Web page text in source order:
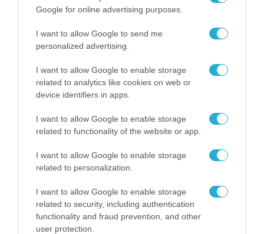
Google for online advertising purposes.
I want to allow Google to send me
personalized advertising.
I want to allow Google to enable storage
related to analytics like cookies on web or
device identifiers in apps.
I want to allow Google to enable storage
related to functionality of the website or app.
I want to allow Google to enable storage
related to personalization.
I want to allow Google to enable storage
related to security, including authentication
functionality and fraud prevention, and other
user protection.